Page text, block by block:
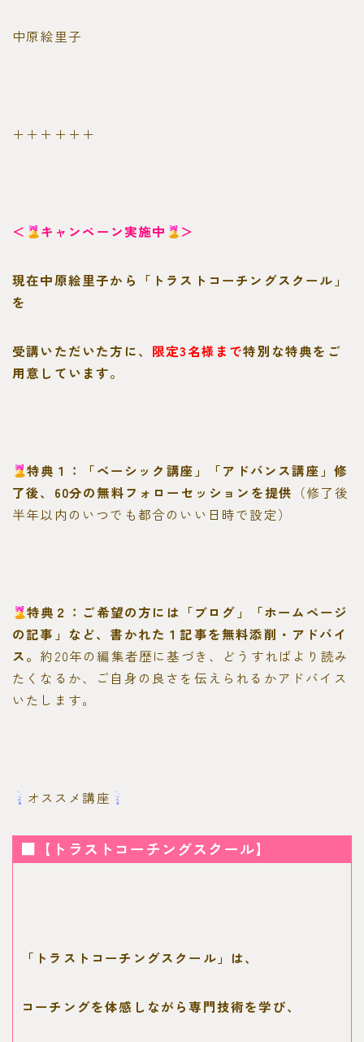
中原絵里子
＋＋＋＋＋＋
＜ キャンペーン実施中 ＞
現在中原絵里子から「トラストコーチングスクール」
を
受講いただいた方に、 限定3名様まで特別な特典をご
用意しています。
特典１：「ベーシック講座」「アドバンス講座」修
了後、60分の無料フォローセッションを提供 （修了後
半年以内のいつでも都合のいい日時で設定）
特典２：ご希望の方には「ブログ」「ホームページ
の記事」など、書かれた１記事を無料添削・アドバイ
ス。 約20年の編集者歴に基づき、どうすればより読み
たくなるか、ご自身の良さを伝えられるかアドバイス
いたします。
オススメ講座
■【トラストコーチングスクール】
「トラストコーチングスクール」は、
コーチングを体感しながら専門技術を学び、